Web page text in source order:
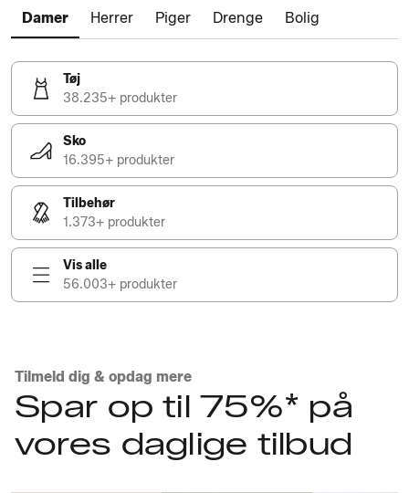
Damer Herrer Piger Drenge Bolig
Tøj
38.235+ produkter
Sko
16.395+ produkter
Tilbehør
1.373+ produkter
Vis alle
56.003+ produkter
Tilmeld dig & opdag mere
Spar op til 75%* på
vores daglige tilbud